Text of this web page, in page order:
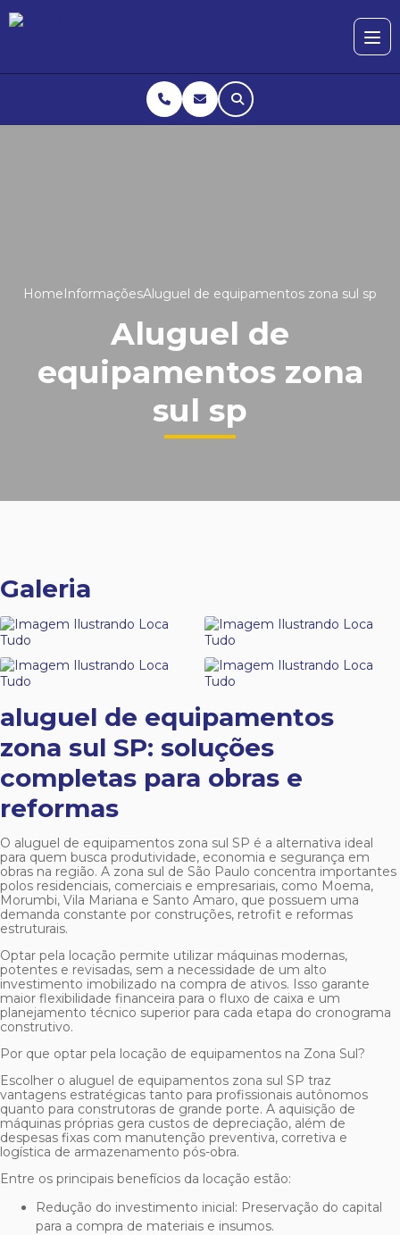
HomeInformaçõesAluguel de equipamentos zona sul sp
Aluguel de
equipamentos zona
sul sp
Galeria
aluguel de equipamentos
zona sul SP: soluções
completas para obras e
reformas
O aluguel de equipamentos zona sul SP é a alternativa ideal
para quem busca produtividade, economia e segurança em
obras na região. A zona sul de São Paulo concentra importantes
polos residenciais, comerciais e empresariais, como Moema,
Morumbi, Vila Mariana e Santo Amaro, que possuem uma
demanda constante por construções, retrofit e reformas
estruturais.
Optar pela locação permite utilizar máquinas modernas,
potentes e revisadas, sem a necessidade de um alto
investimento imobilizado na compra de ativos. Isso garante
maior flexibilidade financeira para o fluxo de caixa e um
planejamento técnico superior para cada etapa do cronograma
construtivo.
Por que optar pela locação de equipamentos na Zona Sul?
Escolher o aluguel de equipamentos zona sul SP traz
vantagens estratégicas tanto para profissionais autônomos
quanto para construtoras de grande porte. A aquisição de
máquinas próprias gera custos de depreciação, além de
despesas fixas com manutenção preventiva, corretiva e
logística de armazenamento pós-obra.
Entre os principais benefícios da locação estão:
Redução do investimento inicial: Preservação do capital
para a compra de materiais e insumos.